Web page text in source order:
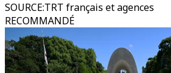
SOURCE:TRT français et agences
RECOMMANDÉ